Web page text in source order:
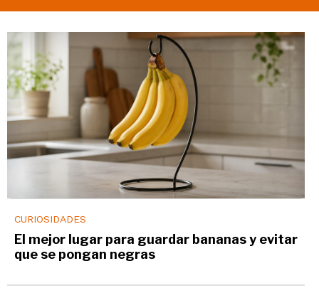
CURIOSIDADES
El mejor lugar para guardar bananas y evitar
que se pongan negras